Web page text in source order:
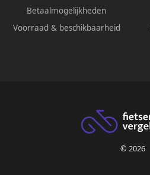
Betaalmogelijkheden
Voorraad & beschikbaarheid
© 2026